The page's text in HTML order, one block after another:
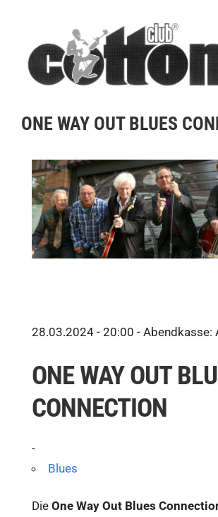
content
ONE WAY OUT BLUES
28.03.2024 - 20:00 - Abendkasse:
ONE WAY OUT
CONNECTION
-
Blues
Die One Way Out Blues